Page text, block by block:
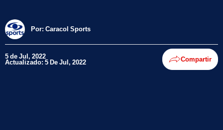
Por: Caracol Sports
5 de Jul, 2022
Actualizado: 5 De Jul, 2022 Compartir